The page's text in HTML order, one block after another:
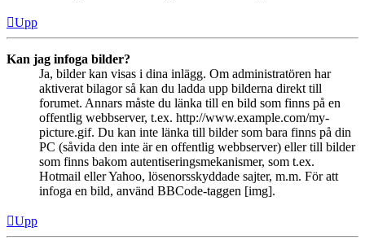
Upp
Kan jag infoga bilder?
Ja, bilder kan visas i dina inlägg. Om administratören har
aktiverat bilagor så kan du ladda upp bilderna direkt till
forumet. Annars måste du länka till en bild som finns på en
offentlig webbserver, t.ex. http://www.example.com/my-
picture.gif. Du kan inte länka till bilder som bara finns på din
PC (såvida den inte är en offentlig webbserver) eller till bilder
som finns bakom autentiseringsmekanismer, som t.ex.
Hotmail eller Yahoo, lösenorsskyddade sajter, m.m. För att
infoga en bild, använd BBCode-taggen [img].
Upp